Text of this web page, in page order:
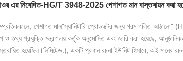
এর নিবেদিত-HG/T 3948-2025 পেশাগত মান বাস্তবায়ন করা
পেশাগত মান"স্যানিটারি প্রোডাক্টের জন্য গরম গলিত
ও তথ্য প্রযুক্তি মন্ত্রণালয় কর্তৃক অনুমোদিত এবং জারি করা হয়েছে,
হয়েছিল।লিমিটেড.), একটি প্রধান রচনা ইউনিট হিসাবে, এই মানের